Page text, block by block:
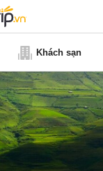
Khách sạn